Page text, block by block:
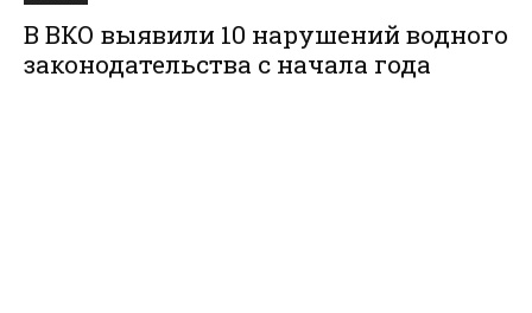
В ВКО выявили 10 нарушений водного
законодательства с начала года